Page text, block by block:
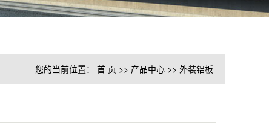
您的当前位置： 首 页 >> 产品中心 >> 外装铝板